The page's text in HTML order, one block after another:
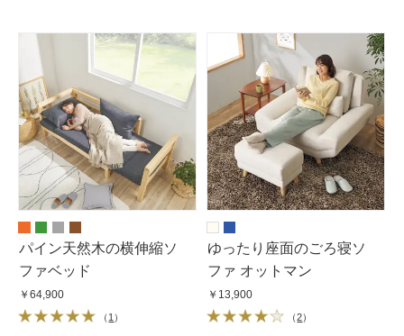
パイン天然木の横伸縮ソ
ファベッド
￥64,900
（ 1 ）
ゆったり座面のごろ寝ソ
ファ オットマン
￥13,900
（2）